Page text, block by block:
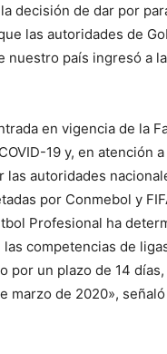
decisión de dar por
las autoridades de
nuestro país ingresó a
en vigencia de la
19 y, en atención
las autoridades
por Conmebol y
Profesional ha
competencias de
por un plazo de 14
marzo de 2020»,